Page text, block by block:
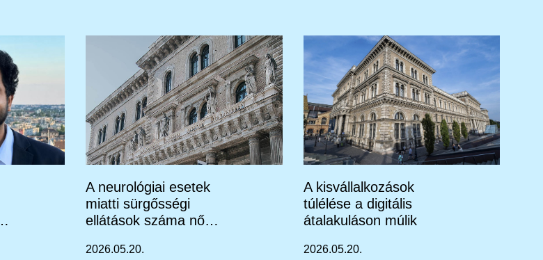
A neurológiai esetek
miatti sürgősségi
ellátások száma nő
2026.05.20.
A kisvállalkozások
túlélése a digitális
átalakuláson múlik
2026.05.20.